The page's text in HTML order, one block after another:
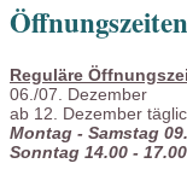
Reguläre
06./07. Dezember
ab 12. Dezember
Montag - Samstag
Sonntag 14.00 -